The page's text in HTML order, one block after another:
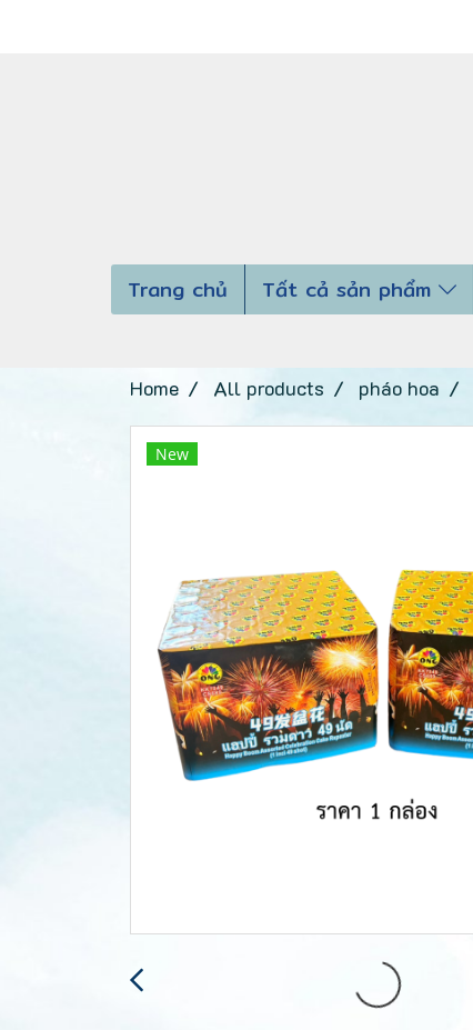
Trang chủ Tất cả sản phẩm
Home All products pháo hoa
New